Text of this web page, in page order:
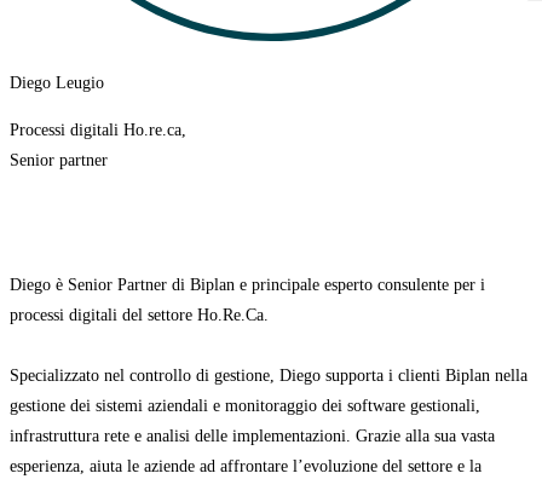
Diego Leugio
Processi digitali Ho.re.ca,
Senior partner
Diego è Senior Partner di Biplan e principale esperto consulente per i
processi digitali del settore Ho.Re.Ca.
Specializzato nel controllo di gestione, Diego supporta i clienti Biplan nella
gestione dei sistemi aziendali e monitoraggio dei software gestionali,
infrastruttura rete e analisi delle implementazioni. Grazie alla sua vasta
esperienza, aiuta le aziende ad affrontare l’evoluzione del settore e la